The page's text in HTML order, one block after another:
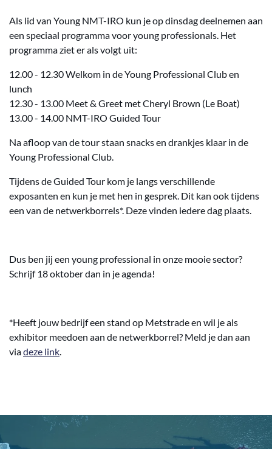
Als lid van Young NMT-IRO kun je op dinsdag deelnemen aan
een speciaal programma voor young professionals. Het
programma ziet er als volgt uit:
12.00 - 12.30 Welkom in de Young Professional Club en
lunch
12.30 - 13.00 Meet & Greet met Cheryl Brown (Le Boat)
13.00 - 14.00 NMT-IRO Guided Tour
Na afloop van de tour staan snacks en drankjes klaar in de
Young Professional Club.
Tijdens de Guided Tour kom je langs verschillende
exposanten en kun je met hen in gesprek. Dit kan ook tijdens
een van de netwerkborrels*. Deze vinden iedere dag plaats.
Dus ben jij een young professional in onze mooie sector?
Schrijf 18 oktober dan in je agenda!
*Heeft jouw bedrijf een stand op Metstrade en wil je als
exhibitor meedoen aan de netwerkborrel? Meld je dan aan
viadeze link.